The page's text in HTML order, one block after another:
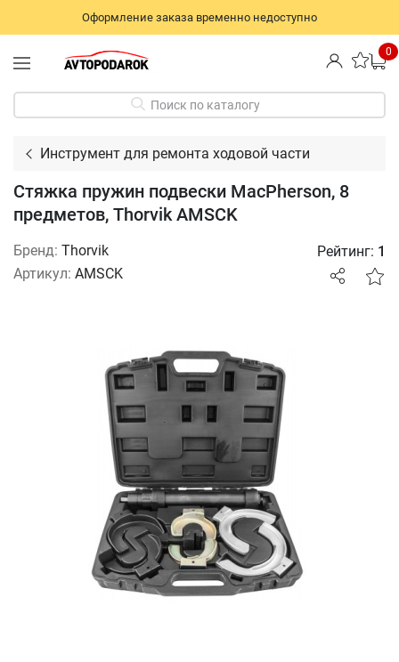
Оформление заказа временно недоступно
0
Поиск по каталогу
Инструмент для ремонта ходовой части
Стяжка пружин подвески MacPherson, 8
предметов, Thorvik AMSCK
Бренд: Thorvik
Артикул: AMSCK
Рейтинг: 1